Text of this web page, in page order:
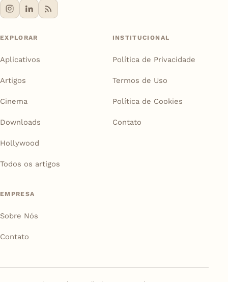
EXPLORAR
Aplicativos
Artigos
Cinema
Downloads
Hollywood
Todos os artigos
INSTITUCIONAL
Política de Privacidade
Termos de Uso
Política de Cookies
Contato
EMPRESA
Sobre Nós
Contato